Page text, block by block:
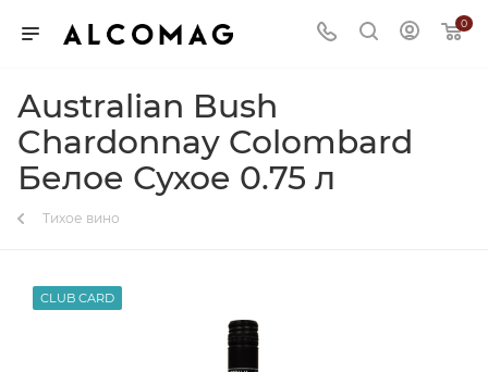
0
Australian Bush
Chardonnay Colombard
Белое Сухое 0.75 л
Тихое вино
CLUB CARD